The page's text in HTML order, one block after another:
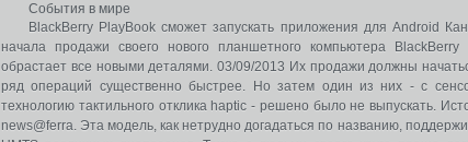
События в мире
BlackBerry PlayBook сможет запускать приложения для Android
начала продажи своего нового планшетного компьютера
обрастает все новыми деталями. 03/09/2013 Их продажи должны
ряд операций существенно быстрее. Но затем один из них - с
технологию тактильного отклика haptic - решено было не выпускать.
news@ferra. Эта модель, как нетрудно догадаться по названию,